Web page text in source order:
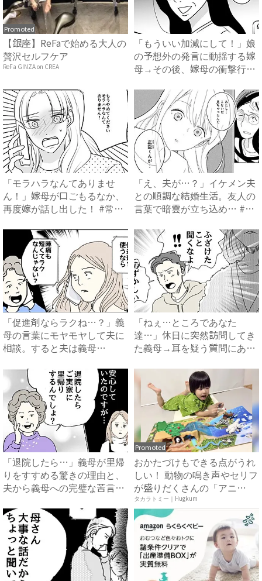
Promoted
【銀座】ReFaで始める大人の
贅沢セルフケア
ReFa GINZA on CREA
「もういい加減にして！」娘
の予想外の発言に動揺する嫁
母→その後、嫁母の衝撃行動
「モラハラなんてありませ
ん！」嫁母が口ごもるなか、
再度嫁が話し出した！ #常識
「え、夫が…？」イケメン夫
との順調な結婚生活。友人の
言葉で暗雲が立ち込め… #
「促進剤ならラクね…？」義
母の言葉にモヤモヤして夫に
相談。すると夫は義母
「ねぇ…ところであなた
達…」休日に突然訪問してき
た義母→耳を疑う質問にあ
「退院したら…」義母が里帰
りをすすめる驚きの理由と、
夫から義母への完璧な苦言
Promoted
おかたづけもできる点がうれ
しい！ 動物の鳴き声やセリフ
が盛りだくさんの「アニ
ア ...
タカラトミー｜Hugkum